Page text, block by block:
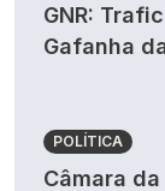
GNR:
Gafanha
POLÍTICA
Câmara